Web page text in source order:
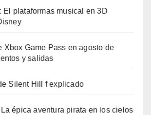
El plataformas musical en 3D
Xbox Game Pass en agosto de
y salidas
Silent Hill f explicado
épica aventura pirata en los cielos